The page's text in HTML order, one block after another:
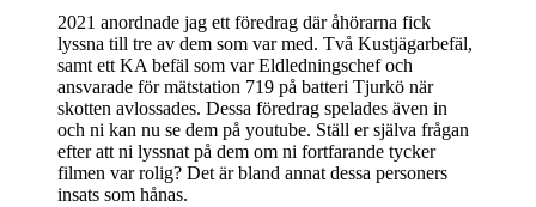
2021 anordnade jag ett föredrag där åhörarna fick
lyssna till tre av dem som var med. Två Kustjägarbefäl,
samt ett KA befäl som var Eldledningschef och
ansvarade för mätstation 719 på batteri Tjurkö när
skotten avlossades. Dessa föredrag spelades även in
och ni kan nu se dem på youtube. Ställ er själva frågan
efter att ni lyssnat på dem om ni fortfarande tycker
filmen var rolig? Det är bland annat dessa personers
insats som hånas.